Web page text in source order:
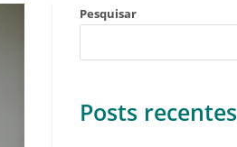
Pesquisar
Posts recentes